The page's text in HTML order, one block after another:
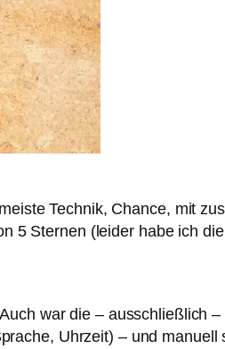
Technik, Chance, mit
5 Sternen (leider habe ich
war die – ausschließlich
Uhrzeit) – und manuell